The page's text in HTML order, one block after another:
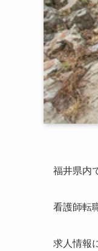
福井県内
看護師転
求人情報